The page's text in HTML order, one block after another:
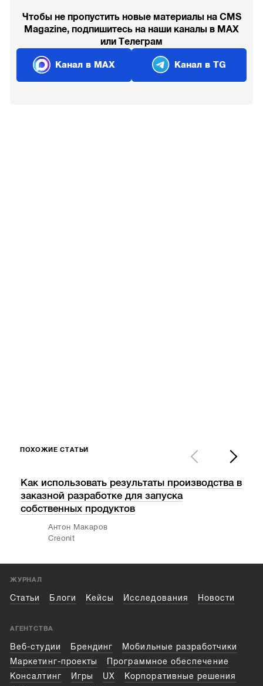
Чтобы не пропустить новые материалы на CMS
Magazine, подпишитесь на наши каналы в MAX
или Телеграм
Канал в MAX Канал в TG
ПОХОЖИЕ СТАТЬИ
Как использовать результаты производства в
заказной разработке для запуска
собственных продуктов
Антон Макаров
Creonit
ЖУРНАЛ
Статьи Блоги Кейсы Исследования Новости
АГЕНТСТВА
Веб-студии Брендинг
Мобильные разработчики
Маркетинг-проекты
Программное обеспечение
Консалтинг
Игры UX
Корпоративные решения